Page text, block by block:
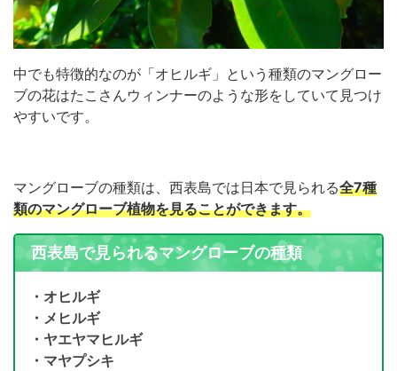
中でも特徴的なのが「オヒルギ」という種類のマングロー
ブの花はたこさんウィンナーのような形をしていて見つけ
やすいです。
マングローブの種類は、西表島では日本で見られる全7種
類のマングローブ植物を見ることができます。
西表島で見られるマングローブの種類
・オヒルギ
・メヒルギ
・ヤエヤマヒルギ
・マヤプシキ